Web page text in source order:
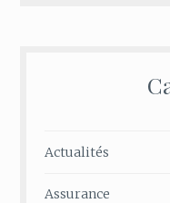
Actualités
Assurance